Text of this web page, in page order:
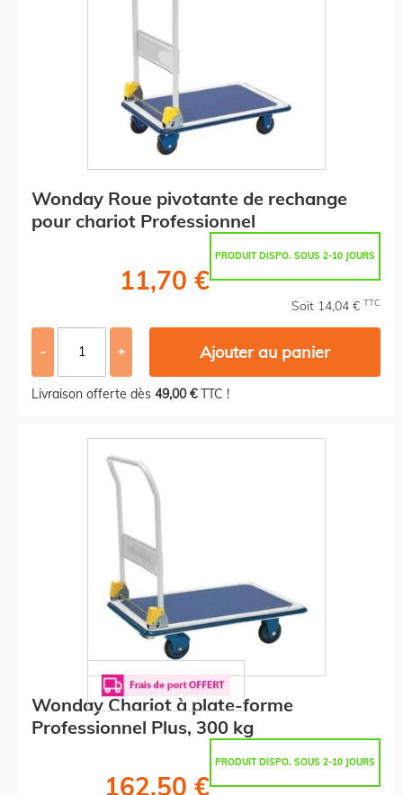
Wonday Roue pivotante de rechange
pour chariot Professionnel
PRODUIT DISPO. SOUS 2-10 JOURS
11,70 €
Soit 14,04 € TTC
- + Ajouter au panier
Livraison offerte dès 49,00 €TTC !
Wonday Chariot à plate-forme
Professionnel Plus, 300 kg
PRODUIT DISPO. SOUS 2-10 JOURS
162,50 €